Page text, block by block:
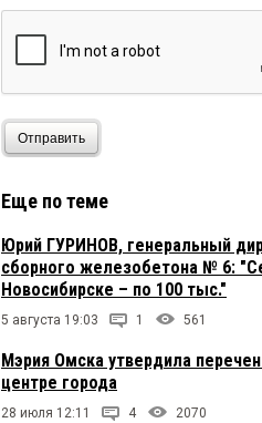
Отправить
Еще по теме
Юрий ГУРИНОВ, генеральный
сборного железобетона № 6:
Новосибирске – по 100 тыс."
5 августа 19:03 1 561
Мэрия Омска утвердила
центре города
28 июля 12:11 4 2070